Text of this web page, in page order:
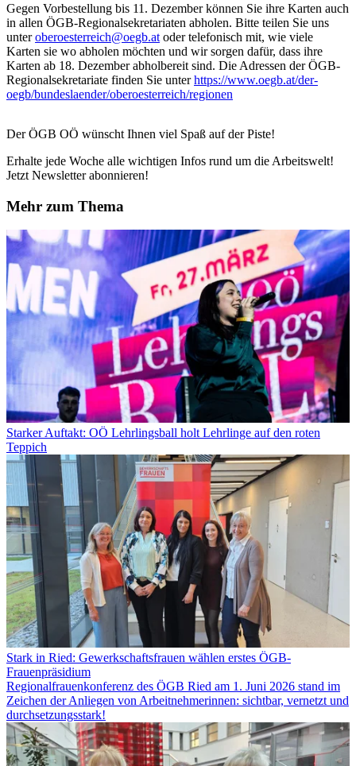
Gegen Vorbestellung bis 11. Dezember können Sie ihre Karten auch
in allen ÖGB-Regionalsekretariaten abholen. Bitte teilen Sie uns
unteroberoesterreich@oegb.at oder telefonisch mit, wie viele
Karten sie wo abholen möchten und wir sorgen dafür, dass ihre
Karten ab 18. Dezember abholbereit sind. Die Adressen der ÖGB-
Regionalsekretariate finden Sie unterhttps://www.oegb.at/der-
oegb/bundeslaender/oberoesterreich/regionen
Der ÖGB OÖ wünscht Ihnen viel Spaß auf der Piste!
Erhalte jede Woche alle wichtigen Infos rund um die Arbeitswelt!
Jetzt Newsletter abonnieren!
Mehr zum Thema
Starker Auftakt: OÖ Lehrlingsball holt Lehrlinge auf den roten
Teppich
Stark in Ried: Gewerkschaftsfrauen wählen erstes ÖGB-
Frauenpräsidium
Regionalfrauenkonferenz des ÖGB Ried am 1. Juni 2026 stand im
Zeichen der Anliegen von Arbeitnehmerinnen: sichtbar, vernetzt und
durchsetzungsstark!